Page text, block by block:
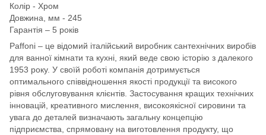
Колір - Хром
Довжина, мм - 245
Гарантія – 5 років
Paffoni – це відомий італійський виробник сантехнічних виробів
для ванної кімнати та кухні, який веде свою історію з далекого
1953 року. У своїй роботі компанія дотримується
оптимального співвідношення якості продукції та високого
рівня обслуговування клієнтів. Застосування кращих технічних
інновацій, креативного мислення, високоякісної сировини та
увага до деталей визначають загальну концепцію
підприємства, спрямовану на виготовлення продукту, що